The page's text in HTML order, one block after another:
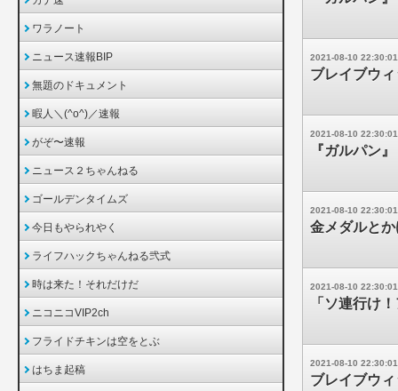
2021-08-10 22:30:01
ブレイブウ
2021-08-10 22:30:01
『ガルパン
2021-08-10 22:30:01
金メダルと
2021-08-10 22:30:01
「ソ連行け
2021-08-10 22:30:01
ブレイブウ
ワラノート
ニュース速報BIP
無題のドキュメント
暇人＼(^o^)／速報
がぞ〜速報
ニュース２ちゃんねる
ゴールデンタイムズ
今日もやられやく
ライフハックちゃんねる弐式
時は来た！それだけだ
ニコニコVIP2ch
フライドチキンは空をとぶ
はちま起稿